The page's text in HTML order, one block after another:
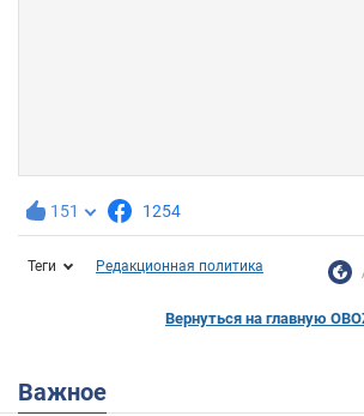
151 1254
Теги Редакционная политика
Вернуться на главную
Важное